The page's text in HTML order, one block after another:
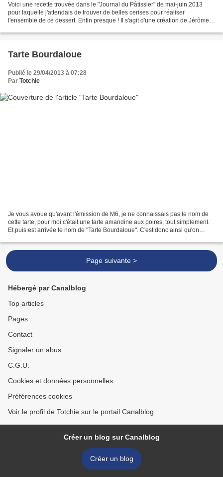
Voici une recette trouvée dans le "Journal du Pâtissier" de mai-juin 2013
pour laquelle j'attendais de trouver de belles cerises pour réaliser
l'ensemble de ce dessert. Enfin presque ! Il s'agit d'une création de Jérôme
Tarte Bourdaloue
Publié le 29/04/2013 à 07:28
Par Totchie
Je vous avoue qu'avant l'émission de M6, je ne connaissais pas le nom de
cette tarte, pour moi c'était une tarte amandine aux poires, tout simplement.
Et puis est arrivée le nom de "Tarte Bourdaloue". C'est donc ainsi qu'on
Page suivante >
Hébergé par Canalblog
Top articles
Pages
Contact
Signaler un abus
C.G.U.
Cookies et données personnelles
Préférences cookies
Voir le profil de Totchie sur le portail Canalblog
Créer un blog sur Canalblog
Créer un blog